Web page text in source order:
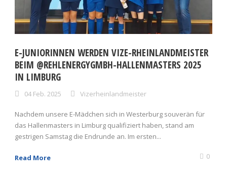
E-JUNIORINNEN WERDEN VIZE-RHEINLANDMEISTER
BEIM @REHLENERGYGMBH-HALLENMASTERS 2025
IN LIMBURG
04 Feb. 2025 Vizerheinlandmeister
Nachdem unsere E-Mädchen sich in Westerburg souverän für
das Hallenmasters in Limburg qualifiziert haben, stand am
gestrigen Samstag die Endrunde an. Im ersten...
Read More 0